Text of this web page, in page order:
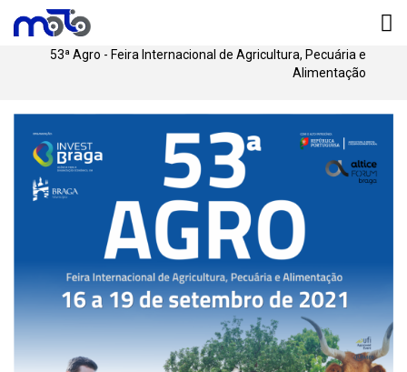
53ª Agro - Feira Internacional de Agricultura, Pecuária e
Alimentação